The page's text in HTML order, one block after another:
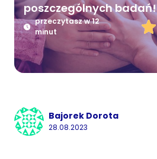
poszczególnych badań!
przeczytasz w 12
minut
Bajorek Dorota
28.08.2023